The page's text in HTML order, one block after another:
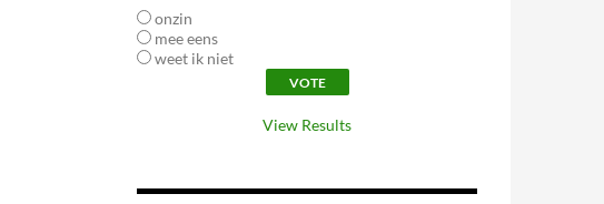
onzin
mee eens
weet ik niet
View Results